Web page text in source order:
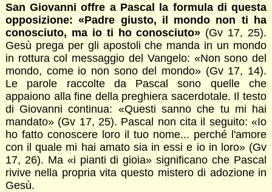
San Giovanni offre a Pascal la formula di questa
opposizione: «Padre giusto, il mondo non ti ha
conosciuto, ma io ti ho conosciuto» (Gv 17, 25).
Gesù prega per gli apostoli che manda in un mondo
in rottura col messaggio del Vangelo: «Non sono del
mondo, come io non sono del mondo» (Gv 17, 14).
Le parole raccolte da Pascal sono quelle che
appaiono alla fine della preghiera sacerdotale. Il testo
di Giovanni continua: «Questi sanno che tu mi hai
mandato» (Gv 17, 25). Pascal non cita il seguito: «Io
ho fatto conoscere loro il tuo nome... perché l'amore
con il quale mi hai amato sia in essi e io in loro» (Gv
17, 26). Ma «i pianti di gioia» significano che Pascal
rivive nella propria vita questo mistero di adozione in
Gesù.